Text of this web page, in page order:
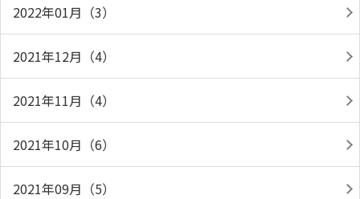
2022年01月（3）
2021年12月（4）
2021年11月（4）
2021年10月（6）
2021年09月（5）